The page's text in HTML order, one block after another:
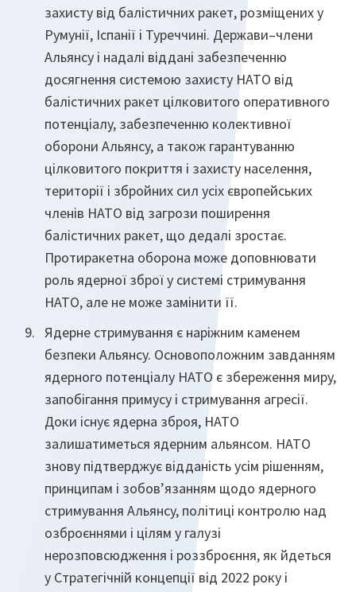
захисту від балістичних ракет, розміщених у
Румунії, Іспанії і Туреччині. Держави–члени
Альянсу і надалі віддані забезпеченню
досягнення системою захисту НАТО від
балістичних ракет цілковитого оперативного
потенціалу, забезпеченню колективної
оборони Альянсу, а також гарантуванню
цілковитого покриття і захисту населення,
території і збройних сил усіх європейських
членів НАТО від загрози поширення
балістичних ракет, що дедалі зростає.
Протиракетна оборона може доповнювати
роль ядерної зброї у системі стримування
НАТО, але не може замінити її.
Ядерне стримування є наріжним каменем
безпеки Альянсу. Основоположним завданням
ядерного потенціалу НАТО є збереження миру,
запобігання примусу і стримування агресії.
Доки існує ядерна зброя, НАТО
залишатиметься ядерним альянсом. НАТО
знову підтверджує відданість усім рішенням,
принципам і зобов’язанням щодо ядерного
стримування Альянсу, політиці контролю над
озброєннями і цілям у галузі
нерозповсюдження і роззброєння, як йдеться
у Стратегічній концепції від 2022 року і